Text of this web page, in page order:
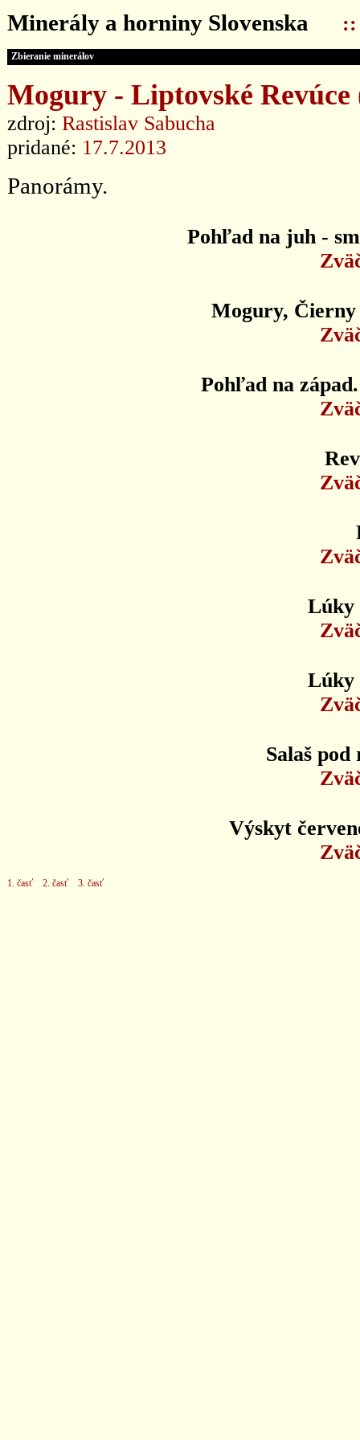
Minerály a horniny Slovenska ::
Zbieranie minerálov
Mogury - Liptovské Revúce
zdroj: Rastislav Sabucha
pridané: 17.7.2013
Panorámy.
Pohľad na juh -
Mogury,
Pohľad na
Lúky
Lúky
Salaš
Výskyt
1. časť 2. časť 3. časť